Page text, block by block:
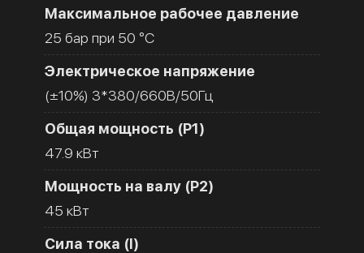
Максимальное рабочее давление
25 бар при 50 °C
Электрическое напряжение
(±10%) 3*380/660В/50Гц
Общая мощность (Р1)
47.9 кВт
Мощность на валу (Р2)
45 кВт
Сила тока (I)